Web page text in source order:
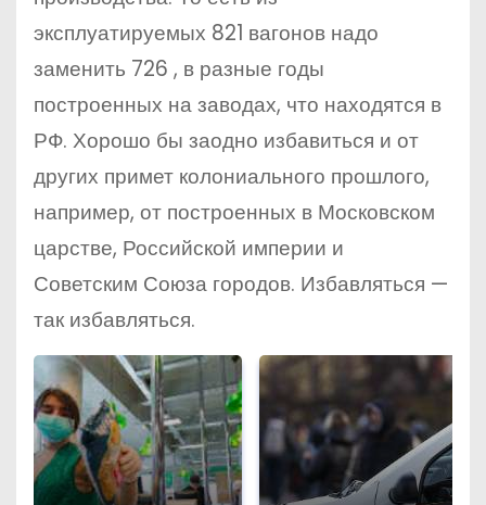
эксплуатируемых 821 вагонов надо
заменить 726 , в разные годы
построенных на заводах, что находятся в
РФ. Хорошо бы заодно избавиться и от
других примет колониального прошлого,
например, от построенных в Московском
царстве, Российской империи и
Советским Союза городов. Избавляться —
так избавляться.